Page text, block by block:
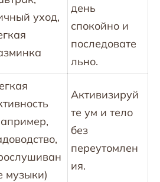
уход,
день
спокойно и
последовате
льно.
музыки)
Активизируй
те ум и тело
без
переутомлен
ия.